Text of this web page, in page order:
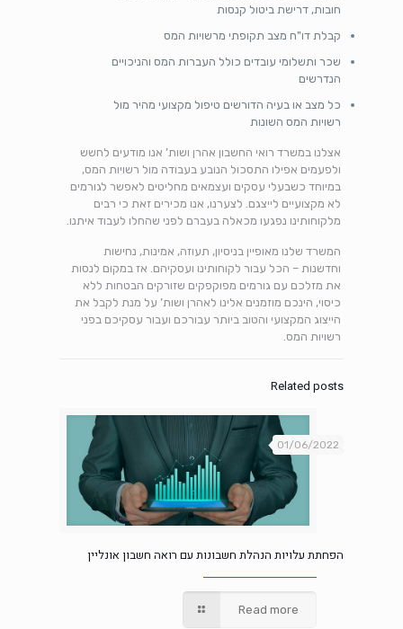
חובות, דרישת ביטול קנסות
קבלת דו"ח מצב תקופתי מרשויות המס
שכר ותשלומי עובדים כולל העברות המס והניכויים
הנדרשים
כל מצב או בעיה הדורשים טיפול מקצועי מהיר מול
רשויות המס השונות
אצלנו במשרד רואי החשבון אהרן ושות’ אנו מודעים לחשש
ולפעמים אפילו התסכול הנובע בעבודה מול רשויות המס,
במיוחד כשבעלי עסקים ועצמאים מחליטים לאפשר לגורמים
לא מקצועיים לייצגם. לצערנו, אנו מכירים זאת כי רבים
מלקוחותינו נפגעו מכאלה בעברם לפני שהחלו לעבוד איתנו.
המשרד שלנו מאופיין בניסיון, תעוזה, אמינות, נחישות
וחדשנות – הכל עבור לקוחותינו ועסקיהם. אז במקום לנסות
את מזלכם עם גורמים מפוקפקים שזורקים הבטחות ללא
כיסוי, הינכם מוזמנים אלינו לאהרן ושות’ על מנת לקבל את
הייצוג המקצועי והטוב ביותר עבורכם ועבור עסקיכם בפני
רשויות המס.
Related posts
01/06/2022
הפחתת עלויות הנהלת חשבונות עם רואה חשבון אונליין
Read more